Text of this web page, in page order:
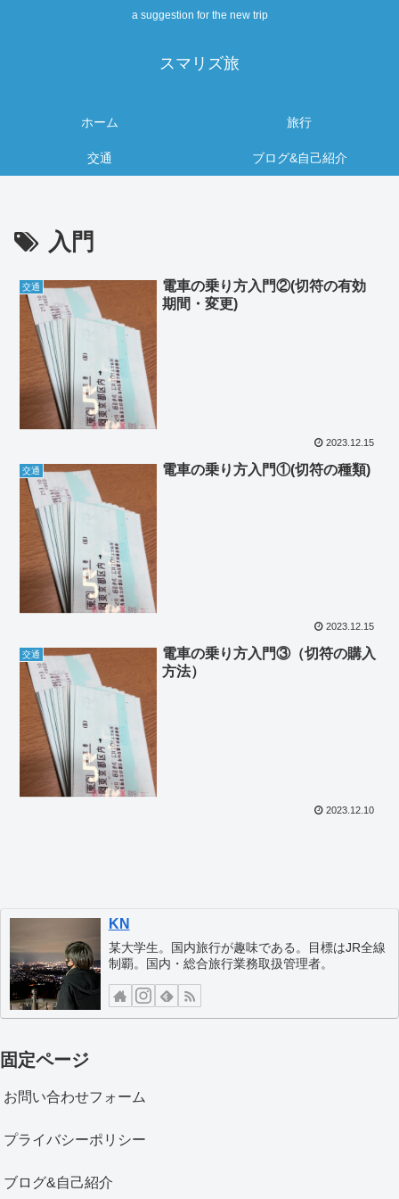
a suggestion for the new trip
スマリズ旅
ホーム 旅行
交通 ブログ&自己紹介
入門
交通
電車の乗り方入門②(切符の有効
期間・変更)
2023.12.15
交通 電車の乗り方入門①(切符の種類)
2023.12.15
交通
電車の乗り方入門③（切符の購入
方法）
2023.12.10
KN
某大学生。国内旅行が趣味である。目標はJR全線
制覇。国内・総合旅行業務取扱管理者。
固定ページ
お問い合わせフォーム
プライバシーポリシー
ブログ&自己紹介